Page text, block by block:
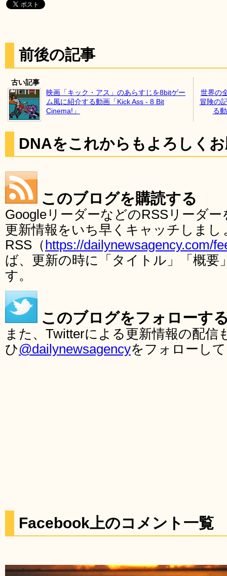
前後の記事
古い記事
映画「キック・アス」のあらすじを8bitゲー
ム風に紹介する動画「Kick Ass - 8 Bit
Cinema!」
世界の
冒険の
る
DNAをこれからもよろしく
このブログを購読する
GoogleリーダーなどのRSSリーダ
更新情報をいち早くキャッチしま
RSS（ https://dailynewsagency.com/
ば、更新の時に「タイトル」「概要
す。
このブログをフォローす
また、Twitterによる更新情報の配
ひ@dailynewsagencyをフォローし
Facebook上のコメント一覧